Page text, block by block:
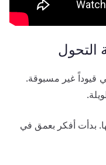
التحول
قيوداً غير مسبوقة.
بدأت أفكر بعمق في